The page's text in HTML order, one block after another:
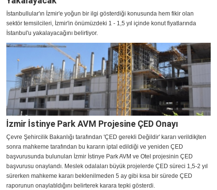
İstanbullular'ın İzmir'e yoğun bir ilgi gösterdiği konusunda hem fikir olan
sektör temsilcileri, İzmir'in önümüzdeki 1 - 1,5 yıl içinde konut fiyatlarında
İstanbul'u yakalayacağını belirtiyor.
İzmir İstinye Park AVM Projesine ÇED Onayı
Çevre Şehircilik Bakanlığı tarafından 'ÇED gerekli Değildir' kararı verildikjten
sonra mahkeme tarafından bu kararın iptal edildiği ve yeniden ÇED
başvurusunda bulunulan İzmir İstinye Park AVM ve Otel projesinin ÇED
başvurusu onaylandı. Meslek odalaları büyük projelerde ÇED süreci 1,5-2 yıl
sürerken mahkeme kararı beklenilmeden 5 ay gibi kısa bir sürede ÇED
raporunun onaylatıldığını belirterek karara tepki gösterdi.